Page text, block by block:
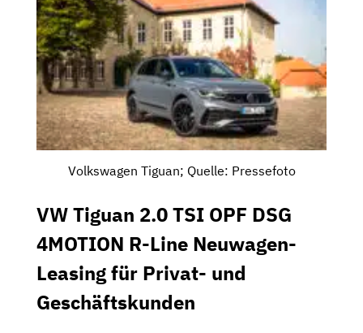
Volkswagen Tiguan; Quelle: Pressefoto
VW Tiguan 2.0 TSI OPF DSG
4MOTION R-Line Neuwagen-
Leasing für Privat- und
Geschäftskunden